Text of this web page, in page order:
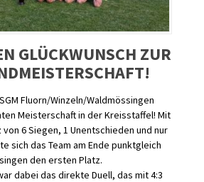
GLÜCKWUNSCH ZUR
Fluorn/Winzeln/Waldmössingen
Meisterschaft in der Kreisstaffel! Mit
6 Siegen, 1 Unentschieden und nur
sich das Team am Ende punktgleich
den ersten Platz.
dabei das direkte Duell, das mit 4:3